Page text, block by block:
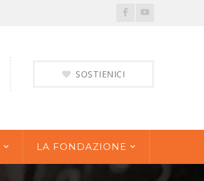
FacebookYoutube
SOSTIENICI
LA FONDAZIONE